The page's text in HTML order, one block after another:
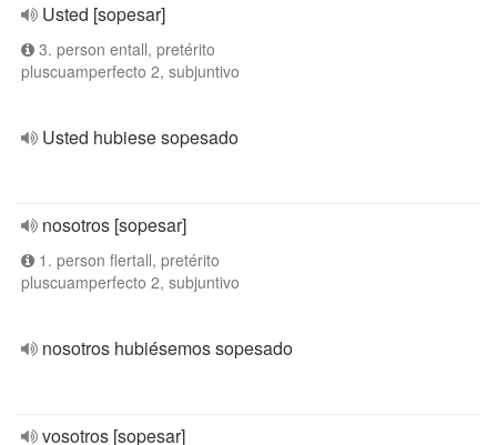
Usted [sopesar]
3. person entall, pretérito
pluscuamperfecto 2, subjuntivo
Usted hubiese sopesado
nosotros [sopesar]
1. person flertall, pretérito
pluscuamperfecto 2, subjuntivo
nosotros hubiésemos sopesado
vosotros [sopesar]